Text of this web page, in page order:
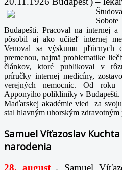
Budapešti. Pracoval na internej
pôsobil aj ako učiteľ internej
Venoval sa výskumu pľúcnych
premenou, najmä problematike
článkov, ktoré publikoval v
príručky internej medicíny,
verejných nemocníc. Od
Apponyiho polikliniky v
Maďarskej akadémie vied za
stal hlavným uhorským zdravotným
Samuel Víťazoslav
narodenia
28. august -
Samuel